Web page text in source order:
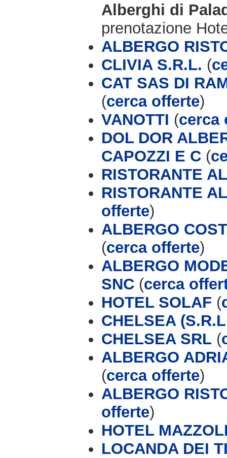
Alberghi di
prenotazione
ALBERGO
CLIVIA S.R.L. (
CAT SAS DI
(cerca offerte)
VANOTTI (cerca
DOL DOR
CAPOZZI E C (
RISTORANTE
RISTORANTE
offerte)
ALBERGO
(cerca offerte)
ALBERGO
SNC (cerca
HOTEL SOLAF (
CHELSEA
CHELSEA SRL (
ALBERGO
(cerca offerte)
ALBERGO
offerte)
HOTEL
LOCANDA DEI